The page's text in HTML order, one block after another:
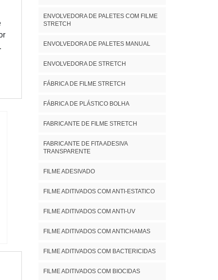
ENVOLVEDORA DE PALETES COM FILME
STRETCH
ENVOLVEDORA DE PALETES MANUAL
ENVOLVEDORA DE STRETCH
FÁBRICA DE FILME STRETCH
FÁBRICA DE PLÁSTICO BOLHA
FABRICANTE DE FILME STRETCH
FABRICANTE DE FITA ADESIVA
TRANSPARENTE
FILME ADESIVADO
FILME ADITIVADOS COM ANTI-ESTATICO
FILME ADITIVADOS COM ANTI-UV
FILME ADITIVADOS COM ANTICHAMAS
FILME ADITIVADOS COM BACTERICIDAS
FILME ADITIVADOS COM BIOCIDAS